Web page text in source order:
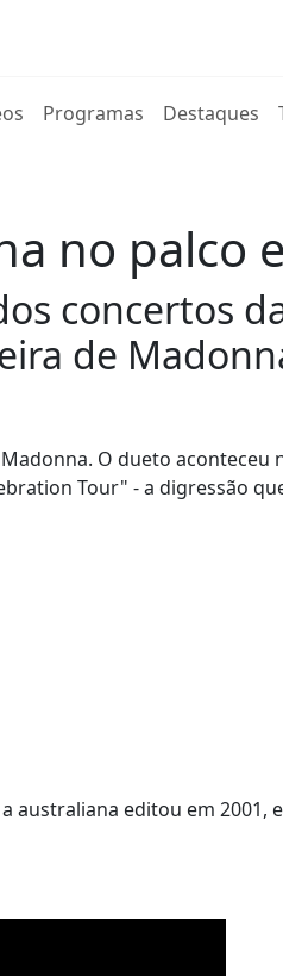
Programas Destaques
no palco
concertos
de
O dueto aconteceu
Tour" - a digressão
australiana editou em 2001,